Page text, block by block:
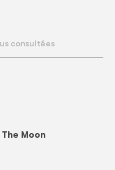
consultées
Moon